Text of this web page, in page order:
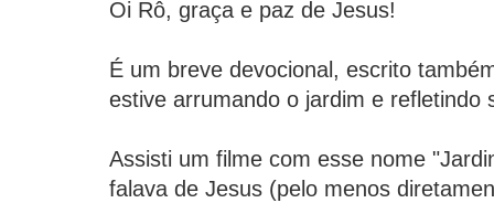
Oi Rô, graça e paz de Jesus!
É um breve devocional, escrito
estive arrumando o jardim e refletindo
Assisti um filme com esse nome
falava de Jesus (pelo menos